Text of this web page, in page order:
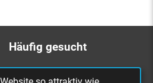
Häufig gesucht
Bürgerbüro